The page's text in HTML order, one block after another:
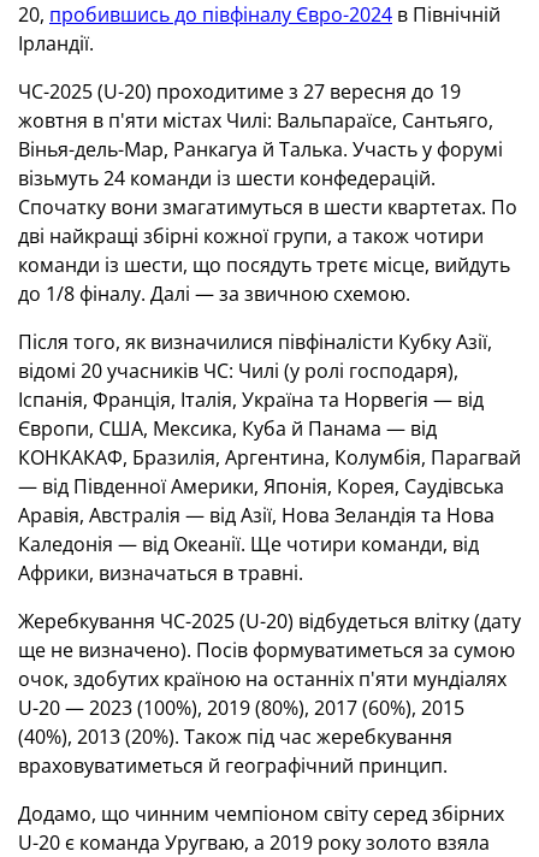
20, пробившись до півфіналу Євро-2024 в Північній
Ірландії.
ЧС-2025 (U-20) проходитиме з 27 вересня до 19
жовтня в п'яти містах Чилі: Вальпараїсе, Сантьяго,
Вінья-дель-Мар, Ранкагуа й Талька. Участь у форумі
візьмуть 24 команди із шести конфедерацій.
Спочатку вони змагатимуться в шести квартетах. По
дві найкращі збірні кожної групи, а також чотири
команди із шести, що посядуть третє місце, вийдуть
до 1/8 фіналу. Далі — за звичною схемою.
Після того, як визначилися півфіналісти Кубку Азії,
відомі 20 учасників ЧС: Чилі (у ролі господаря),
Іспанія, Франція, Італія, Україна та Норвегія — від
Європи, США, Мексика, Куба й Панама — від
КОНКАКАФ, Бразилія, Аргентина, Колумбія, Парагвай
— від Південної Америки, Японія, Корея, Саудівська
Аравія, Австралія — від Азії, Нова Зеландія та Нова
Каледонія — від Океанії. Ще чотири команди, від
Африки, визначаться в травні.
Жеребкування ЧС-2025 (U-20) відбудеться влітку (дату
ще не визначено). Посів формуватиметься за сумою
очок, здобутих країною на останніх п'яти мундіалях
U-20 — 2023 (100%), 2019 (80%), 2017 (60%), 2015
(40%), 2013 (20%). Також під час жеребкування
враховуватиметься й географічний принцип.
Додамо, що чинним чемпіоном світу серед збірних
U-20 є команда Уругваю, а 2019 року золото взяла